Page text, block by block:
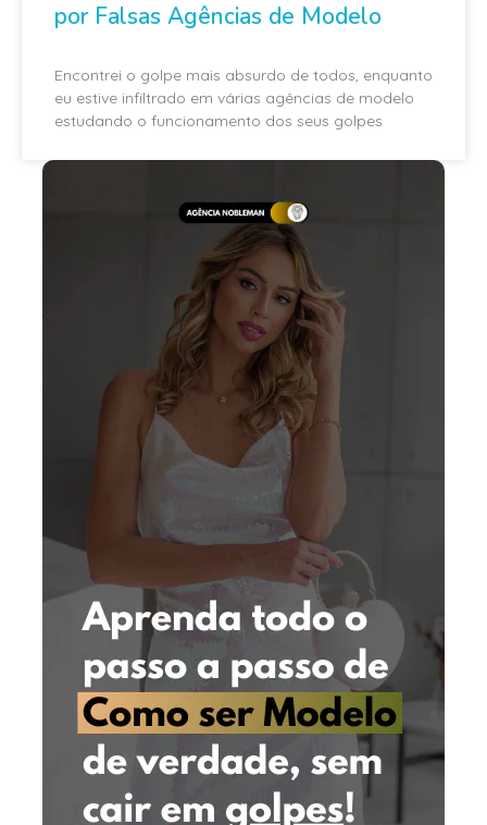
por Falsas Agências de Modelo
Encontrei o golpe mais absurdo de todos, enquanto
eu estive infiltrado em várias agências de modelo
estudando o funcionamento dos seus golpes